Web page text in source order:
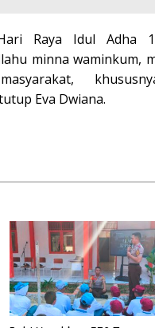
Raya Idul Adha
minna waminkum,
Eva Dwiana.